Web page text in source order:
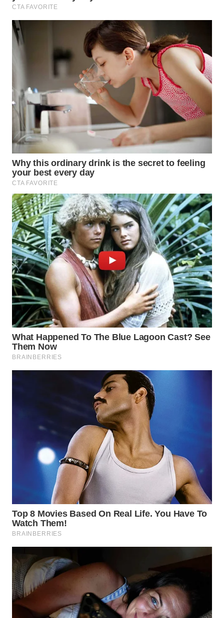
WN
INDRAMAYU
MAJALENGKA
WN
SUBANG
SUKABUMI
WN
PURWAKARTA
WN
PRIANGAN
TIMUR
WN
SEMARANG
WN
SOLO
WN
WN
NATUNA
BINTAN
WN
MANDALIKA
LIKUPANG
WN